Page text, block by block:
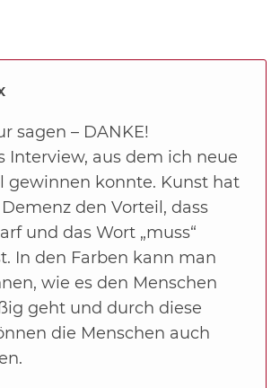
sagen – DANKE!
Interview, aus dem ich neue
gewinnen konnte. Kunst hat
den Vorteil, dass
und das Wort „muss“
In den Farben kann man
wie es den Menschen
geht und durch diese
die Menschen auch